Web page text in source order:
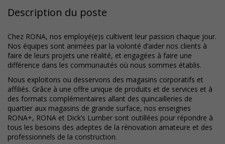
Description du poste
Chez RONA, nos employé(e)s cultivent leur passion chaque jour.
Nos équipes sont animées par la volonté d’aider nos clients à
faire de leurs projets une réalité, et engagées à faire une
différence dans les communautés où nous sommes établis.
Nous exploitons ou desservons des magasins corporatifs et
affiliés. Grâce à une offre unique de produits et de services et à
des formats complémentaires allant des quincailleries de
quartier aux magasins de grande surface, nos enseignes
RONA+, RONA et Dick’s Lumber sont outillées pour répondre à
tous les besoins des adeptes de la rénovation amateure et des
professionnels de la construction.